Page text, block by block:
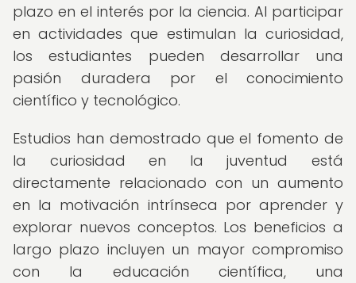
plazo en el interés por la ciencia. Al participar
en actividades que estimulan la curiosidad,
los estudiantes pueden desarrollar una
pasión duradera por el conocimiento
científico y tecnológico.
Estudios han demostrado que el fomento de
la curiosidad en la juventud está
directamente relacionado con un aumento
en la motivación intrínseca por aprender y
explorar nuevos conceptos. Los beneficios a
largo plazo incluyen un mayor compromiso
con la educación científica, una